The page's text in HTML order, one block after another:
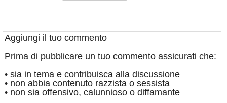
Aggiungi il tuo commento
Prima di pubblicare un tuo commento assicurati che:
• sia in tema e contribuisca alla discussione
• non abbia contenuto razzista o sessista
• non sia offensivo, calunnioso o diffamante